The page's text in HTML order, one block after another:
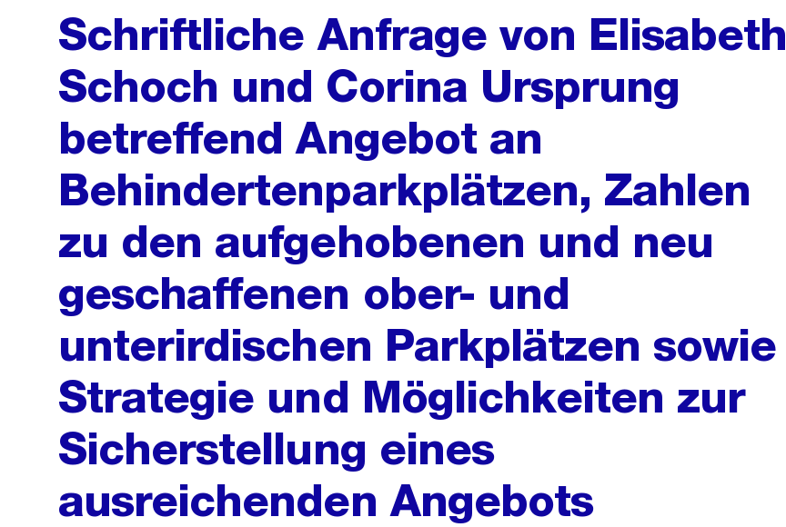
Schriftliche Anfrage von Elisabeth
Schoch und Corina Ursprung
betreffend Angebot an
Behindertenparkplätzen, Zahlen
zu den aufgehobenen und neu
geschaffenen ober- und
unterirdischen Parkplätzen sowie
Strategie und Möglichkeiten zur
Sicherstellung eines
ausreichenden Angebots